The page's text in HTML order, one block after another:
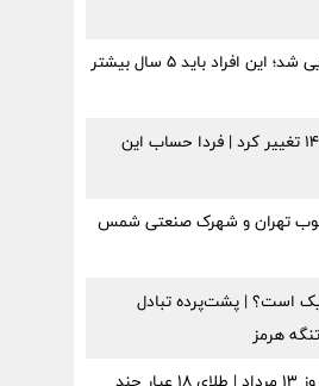
شرط جدید بازنشستگی اجرایی شد؛ این افراد باید ۵ سال بیشتر
زمان واریز کالابرگ مرداد ۱۴۰۵ تغییر کرد | فردا حساب این
تهران و شهرک صنعتی شمس
است؟ | پشت‌پرده تبادل
هرمز